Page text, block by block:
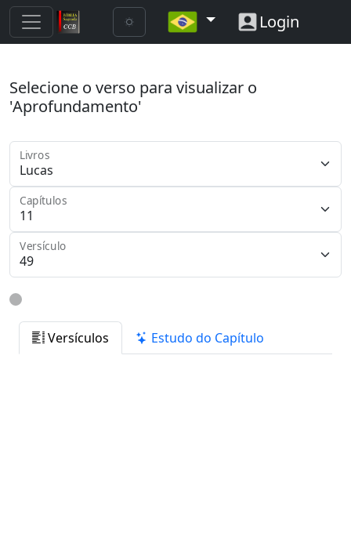
Login
Selecione o verso para visualizar o
'Aprofundamento'
Livros
Capítulos
Versículo
Versículos Estudo do Capítulo